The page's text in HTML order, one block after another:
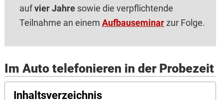
aufvier Jahresowie die verpflichtende
Teilnahme an einem Aufbauseminarzur Folge.
Im Auto telefonieren in der Probezeit
Inhaltsverzeichnis